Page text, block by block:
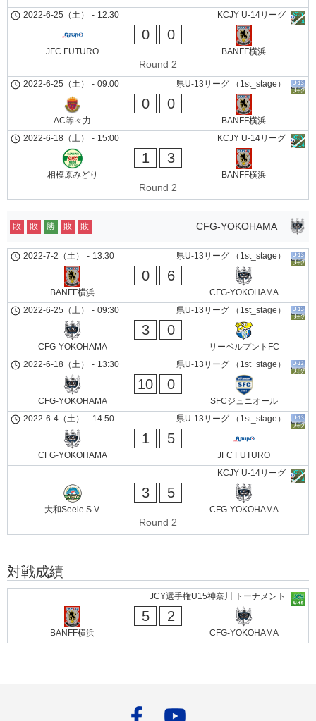
KCJY U-14リーグ
2022-6-25（土） - 12:30
JFC FUTURO
0 0
BANFF横浜
Round 2
県U-13リーグ （1st_stage）
2022-6-25（土） - 09:00
AC等々力
0 0
BANFF横浜
KCJY U-14リーグ
2022-6-18（土） - 15:00
相模原みどり
1 3
BANFF横浜
Round 2
CFG-YOKOHAMA
敗 敗 勝 敗 敗
県U-13リーグ （1st_stage）
2022-7-2（土） - 13:30
BANFF横浜
0 6
CFG-YOKOHAMA
県U-13リーグ （1st_stage）
2022-6-25（土） - 09:30
CFG-YOKOHAMA
3 0
リーベルプントFC
県U-13リーグ （1st_stage）
2022-6-18（土） - 13:30
CFG-YOKOHAMA
10 0
SFCジュニオール
県U-13リーグ （1st_stage）
2022-6-4（土） - 14:50
CFG-YOKOHAMA
1 5
JFC FUTURO
KCJY U-14リーグ
大和Seele S.V.
3 5
CFG-YOKOHAMA
Round 2
対戦成績
JCY選手権U15神奈川 トーナメント
BANFF横浜
5 2
CFG-YOKOHAMA